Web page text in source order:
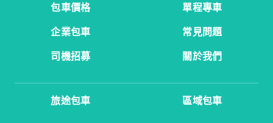
包車價格
單程專車
企業包車
常見問題
司機招募
關於我們
旅途包車 區域包車